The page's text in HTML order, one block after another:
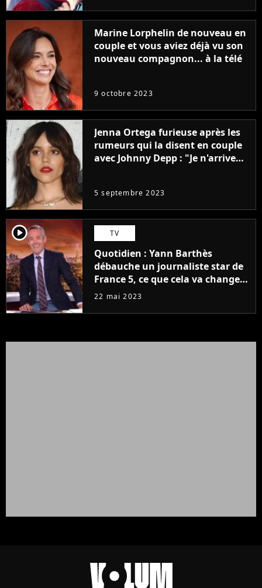
Marine Lorphelin de nouveau en
couple et vous aviez déjà vu son
nouveau compagnon... à la télé
9 octobre 2023
Jenna Ortega furieuse après les
rumeurs qui la disent en couple
avec Johnny Depp : "Je n'arrive
5 septembre 2023
player2 TV
Quotidien : Yann Barthès
débauche un journaliste star de
France 5, ce que cela va changer
à la rentrée
22 mai 2023